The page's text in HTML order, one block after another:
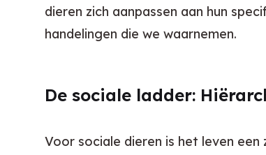
dieren zich aanpassen aan hun
handelingen die we waarnemen.
De sociale ladder:
Voor sociale dieren is het leven